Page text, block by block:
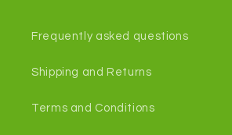
Frequently asked questions
Shipping and Returns
Terms and Conditions